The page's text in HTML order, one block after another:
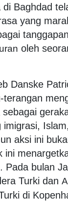
di Baghdad
yang
uran oleh
Danske
terangan
imigrasi,
aksi ini
ini
Pada bulan
Turki dan
di